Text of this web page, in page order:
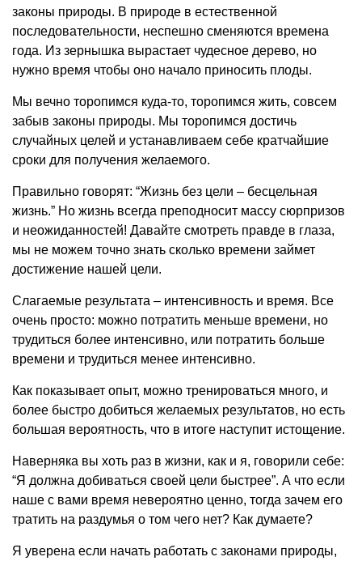
законы природы. В природе в естественной
последовательности, неспешно сменяются времена
года. Из зернышка вырастает чудесное дерево, но
нужно время чтобы оно начало приносить плоды.
Мы вечно торопимся куда-то, торопимся жить, совсем
забыв законы природы. Мы торопимся достичь
случайных целей и устанавливаем себе кратчайшие
сроки для получения желаемого.
Правильно говорят: “Жизнь без цели – бесцельная
жизнь.” Но жизнь всегда преподносит массу сюрпризов
и неожиданностей! Давайте смотреть правде в глаза,
мы не можем точно знать сколько времени займет
достижение нашей цели.
Слагаемые результата – интенсивность и время. Все
очень просто: можно потратить меньше времени, но
трудиться более интенсивно, или потратить больше
времени и трудиться менее интенсивно.
Как показывает опыт, можно тренироваться много, и
более быстро добиться желаемых результатов, но есть
большая вероятность, что в итоге наступит истощение.
Наверняка вы хоть раз в жизни, как и я, говорили себе:
“Я должна добиваться своей цели быстрее”. А что если
наше с вами время невероятно ценно, тогда зачем его
тратить на раздумья о том чего нет? Как думаете?
Я уверена если начать работать с законами природы,